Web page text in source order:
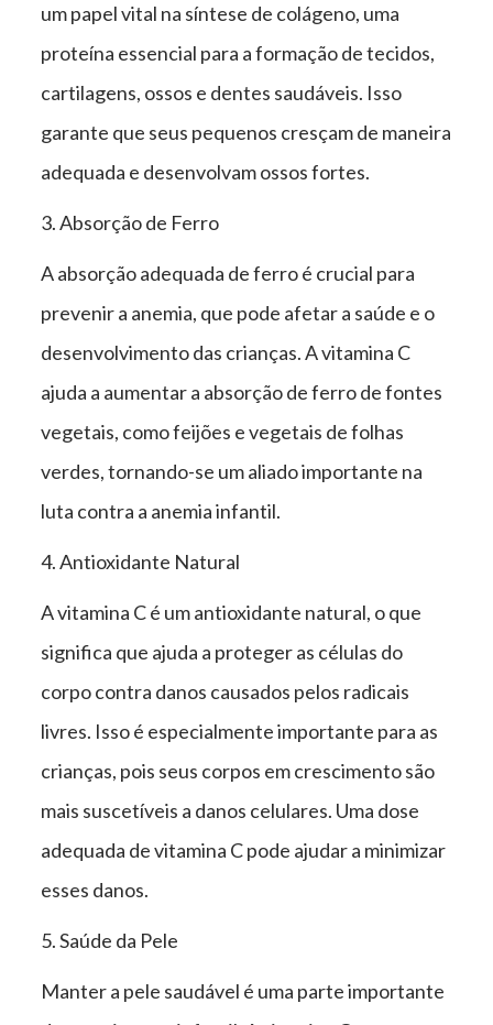
um papel vital na síntese de colágeno, uma
proteína essencial para a formação de tecidos,
cartilagens, ossos e dentes saudáveis. Isso
garante que seus pequenos cresçam de maneira
adequada e desenvolvam ossos fortes.
3. Absorção de Ferro
A absorção adequada de ferro é crucial para
prevenir a anemia, que pode afetar a saúde e o
desenvolvimento das crianças. A vitamina C
ajuda a aumentar a absorção de ferro de fontes
vegetais, como feijões e vegetais de folhas
verdes, tornando-se um aliado importante na
luta contra a anemia infantil.
4. Antioxidante Natural
A vitamina C é um antioxidante natural, o que
significa que ajuda a proteger as células do
corpo contra danos causados pelos radicais
livres. Isso é especialmente importante para as
crianças, pois seus corpos em crescimento são
mais suscetíveis a danos celulares. Uma dose
adequada de vitamina C pode ajudar a minimizar
esses danos.
5. Saúde da Pele
Manter a pele saudável é uma parte importante